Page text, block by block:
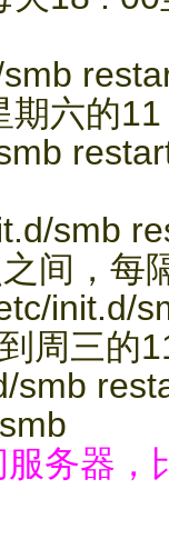
期六的
smb
间，每
init.d/
周三的
smb
务器，